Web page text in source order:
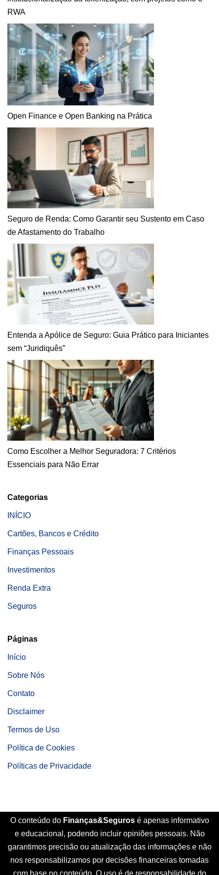
RWA
Open Finance e Open Banking na Prática
Seguro de Renda: Como Garantir seu Sustento em Caso
de Afastamento do Trabalho
Entenda a Apólice de Seguro: Guia Prático para Iniciantes
sem “Juridiquês”
Como Escolher a Melhor Seguradora: 7 Critérios
Essenciais para Não Errar
Categorias
INÍCIO
Cartões, Bancos e Crédito
Finanças Pessoais
Investimentos
Renda Extra
Seguros
Páginas
Início
Sobre Nós
Contato
Disclaimer
Termos de Uso
Política de Cookies
Políticas de Privacidade
O conteúdo do Finanças&Seguros é apenas informativo
e educacional, podendo incluir opiniões pessoais. Não
garantimos precisão ou atualização das informações e não
nos responsabilizamos por decisões financeiras tomadas
com base no conteúdo. O uso é de responsabilidade do